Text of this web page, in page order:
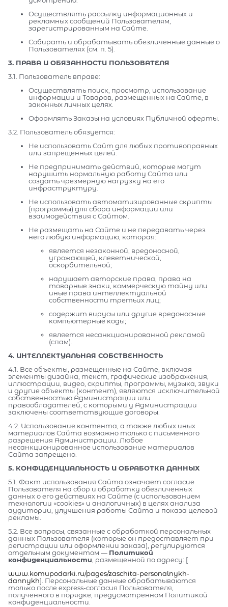
Осуществлять рассылку информационных и
рекламных сообщений Пользователям,
зарегистрированным на Сайте.
Собирать и обрабатывать обезличенные данные о
Пользователях (см. п. 5).
3. ПРАВА И ОБЯЗАННОСТИ ПОЛЬЗОВАТЕЛЯ
3.1. Пользователь вправе:
Осуществлять поиск, просмотр, использование
информации и Товаров, размещенных на Сайте, в
законных личных целях.
Оформлять Заказы на условиях Публичной оферты.
3.2. Пользователь обязуется:
Не использовать Сайт для любых противоправных
или запрещенных целей.
Не предпринимать действий, которые могут
нарушить нормальную работу Сайта или
создать чрезмерную нагрузку на его
инфраструктуру.
Не использовать автоматизированные скрипты
(программы) для сбора информации или
взаимодействия с Сайтом.
Не размещать на Сайте и не передавать через
него любую информацию, которая:
является незаконной, вредоносной,
угрожающей, клеветнической,
оскорбительной;
нарушает авторские права, права на
товарные знаки, коммерческую тайну или
иные права интеллектуальной
собственности третьих лиц;
содержит вирусы или другие вредоносные
компьютерные коды;
является несанкционированной рекламой
(спам).
4. ИНТЕЛЛЕКТУАЛЬНАЯ СОБСТВЕННОСТЬ
4.1. Все объекты, размещенные на Сайте, включая
элементы дизайна, текст, графические изображения,
иллюстрации, видео, скрипты, программы, музыка, звуки
и другие объекты (контент), являются исключительной
собственностью Администрации или
правообладателей, с которыми у Администрации
заключены соответствующие договоры.
4.2. Использование контента, а также любых иных
материалов Сайта возможно только с письменного
разрешения Администрации. Любое
несанкционированное использование материалов
Сайта запрещено.
5. КОНФИДЕНЦИАЛЬНОСТЬ И ОБРАБОТКА ДАННЫХ
5.1. Факт использования Сайта означает согласие
Пользователя на сбор и обработку обезличенных
данных о его действиях на Сайте (с использованием
технологии «cookies» и аналогичных) в целях анализа
аудитории, улучшения работы Сайта и показа целевой
рекламы.
5.2. Все вопросы, связанные с обработкой персональных
данных Пользователя (которые он предоставляет при
регистрации или оформлении заказа), регулируются
отдельным документом — Политикой
конфиденциальности , размещенной по адресу: [
www.komupodarki.ru/pages/zaschita-personalnykh-
dannykh]. Персональные данные обрабатываются
только после express-согласия Пользователя,
полученного в порядке, предусмотренном Политикой
конфиденциальности.